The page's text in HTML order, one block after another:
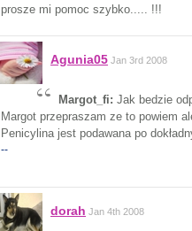
prosze mi pomoc szybko..... !!!
Agunia05 Jan 3rd 2008
Margot_fi: Jak bedzie
Margot przepraszam ze to powiem
Penicylina jest podawana po
--
dorah Jan 4th 2008